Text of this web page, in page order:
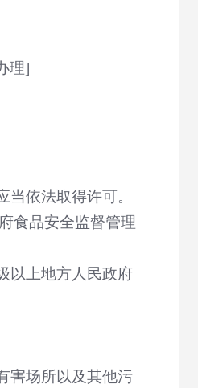
理]
依法取得许可。
食品安全监督管理
以上地方人民政府
害场所以及其他污